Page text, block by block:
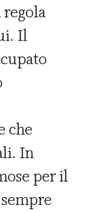
Il
che
In
per il